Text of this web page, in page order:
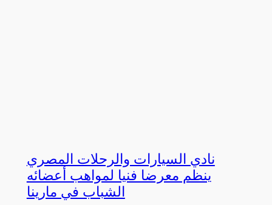
نادي السيارات والرحلات المصري
ينظم معرضا فنيا لمواهب أعضائه
الشباب في مارينا